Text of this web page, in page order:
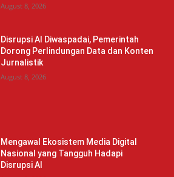
August 8, 2026
Disrupsi AI Diwaspadai, Pemerintah
Dorong Perlindungan Data dan Konten
Jurnalistik
August 8, 2026
Mengawal Ekosistem Media Digital
Nasional yang Tangguh Hadapi
Disrupsi AI